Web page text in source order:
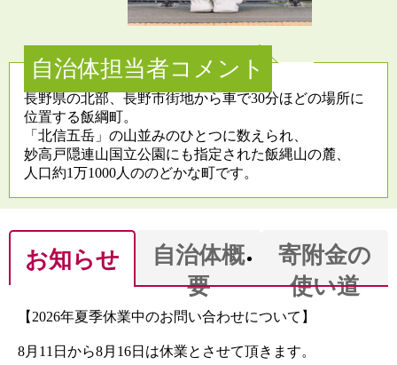
自治体担当者コメント
長野県の北部、長野市街地から車で30分ほどの場所に
位置する飯綱町。
「北信五岳」の山並みのひとつに数えられ、
妙高戸隠連山国立公園にも指定された飯縄山の麓、
人口約1万1000人ののどかな町です。
お知らせ
【2026年夏季休業中のお問い合わせについて】
8月11日から8月16日は休業とさせて頂きます。
自治体概
要
寄附金の
使い道